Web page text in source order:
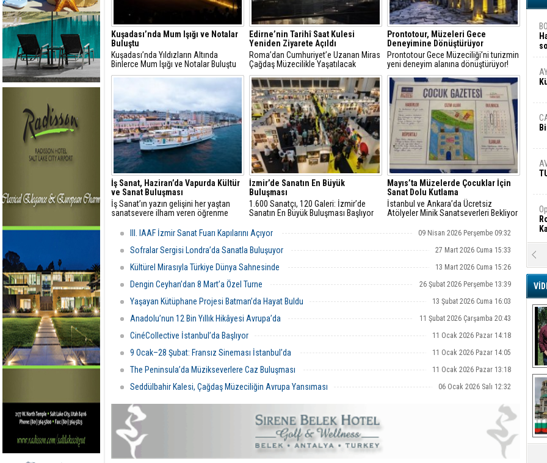
Kuşadası’nda Mum Işığı ve Notalar
Buluştu
Kuşadası’nda Yıldızların Altında
Binlerce Mum Işığı ve Notalar Buluştu
Edirne’nin Tarihî Saat Kulesi
Yeniden Ziyarete Açıldı
Roma’dan Cumhuriyet’e Uzanan Miras
Çağdaş Müzecilikle Yaşatılacak
Prontotour, Müzeleri Gece
Deneyimine Dönüştürüyor
Prontotour Gece Müzeciliği’ni turizmin
yeni deneyim alanına dönüştürüyor!
İş Sanat, Haziran’da Vapurda Kültür
ve Sanat Buluşması
İş Sanat’ın yazın gelişini her yaştan
sanatsevere ilham veren öğrenme
İzmir’de Sanatın En Büyük
Buluşması
1.600 Sanatçı, 120 Galeri: İzmir’de
Sanatın En Büyük Buluşması Başlıyor
Mayıs’ta Müzelerde Çocuklar İçin
Sanat Dolu Kutlama
İstanbul ve Ankara’da Ücretsiz
Atölyeler Minik Sanatseverleri Bekliyor
III. IAAF İzmir Sanat Fuarı Kapılarını Açıyor 09 Nisan 2026 Perşembe 09:32
Sofralar Sergisi Londra’da Sanatla Buluşuyor 27 Mart 2026 Cuma 15:33
Kültürel Mirasıyla Türkiye Dünya Sahnesinde 13 Mart 2026 Cuma 15:26
Dengin Ceyhan’dan 8 Mart’a Özel Turne 26 Şubat 2026 Perşembe 13:39
Yaşayan Kütüphane Projesi Batman’da Hayat Buldu 13 Şubat 2026 Cuma 16:03
Anadolu’nun 12 Bin Yıllık Hikâyesi Avrupa’da 11 Şubat 2026 Çarşamba 20:43
CinéCollective İstanbul’da Başlıyor 11 Ocak 2026 Pazar 14:18
9 Ocak–28 Şubat: Fransız Sineması İstanbul’da 11 Ocak 2026 Pazar 14:05
The Peninsula’da Müzikseverlere Caz Buluşması 11 Ocak 2026 Pazar 13:18
Seddülbahir Kalesi, Çağdaş Müzeciliğin Avrupa Yansıması 06 Ocak 2026 Salı 12:32